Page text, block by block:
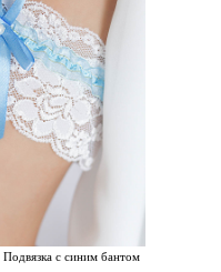
Подвязка с синим бантом